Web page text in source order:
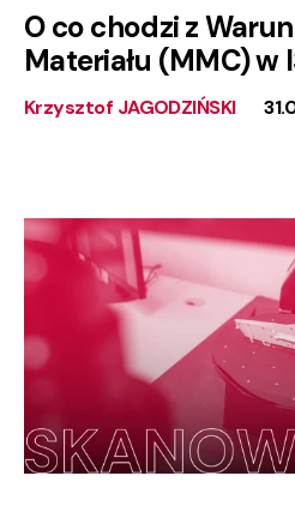
O co chodzi z
Materiału (MMC) w
Krzysztof JAGODZIŃSKI